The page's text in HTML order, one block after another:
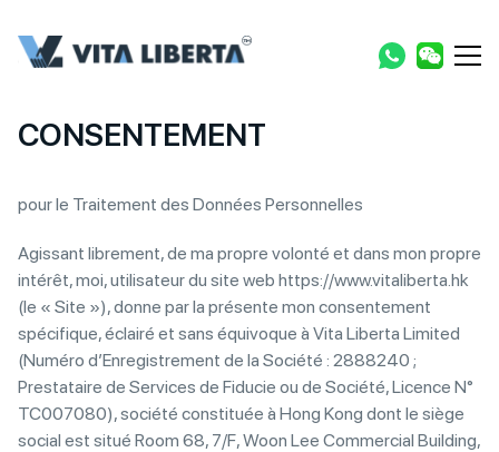
CONSENTEMENT
pour le Traitement des Données Personnelles
Agissant librement, de ma propre volonté et dans mon propre
intérêt, moi, utilisateur du site web https://www.vitaliberta.hk
(le « Site »), donne par la présente mon consentement
spécifique, éclairé et sans équivoque à Vita Liberta Limited
(Numéro d’Enregistrement de la Société : 2888240 ;
Prestataire de Services de Fiducie ou de Société, Licence N°
TC007080), société constituée à Hong Kong dont le siège
social est situé Room 68, 7/F, Woon Lee Commercial Building,